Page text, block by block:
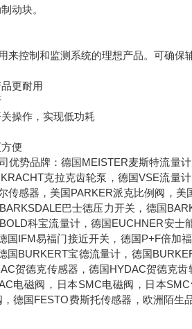
动块。
来控制和监测系统的理想产品。可确保
更耐用
操作，实现低功耗
便
优势品牌：德国MEISTER麦斯特流量
克拉克齿轮泵，德国VSE流量
传感器，美国PARKER派克比例阀，
巴士德压力开关，德国
科宝流量计，德国EUCHNER安
国IFM易福门接近开关，德国P+F倍加
国BURKERT宝德流量计，德国
贺德克传感器，德国HYDAC贺德克
电磁阀，日本SMC电磁阀，日本
德国FESTO费斯托传感器，欧洲陌